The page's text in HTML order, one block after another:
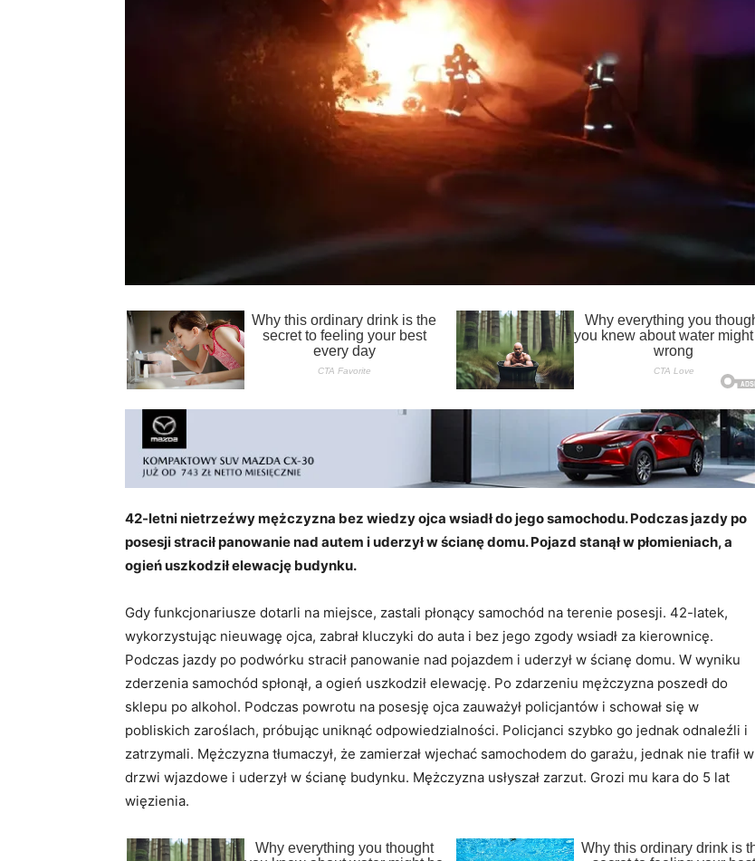
42-letni nietrzeźwy mężczyzna bez wiedzy ojca wsiadł do jego samochodu. Podczas jazdy po
posesji stracił panowanie nad autem i uderzył w ścianę domu. Pojazd stanął w płomieniach, a
ogień uszkodził elewację budynku.
Gdy funkcjonariusze dotarli na miejsce, zastali płonący samochód na terenie posesji. 42-latek,
wykorzystując nieuwagę ojca, zabrał kluczyki do auta i bez jego zgody wsiadł za kierownicę.
Podczas jazdy po podwórku stracił panowanie nad pojazdem i uderzył w ścianę domu. W wyniku
zderzenia samochód spłonął, a ogień uszkodził elewację. Po zdarzeniu mężczyzna poszedł do
sklepu po alkohol. Podczas powrotu na posesję ojca zauważył policjantów i schował się w
pobliskich zaroślach, próbując uniknąć odpowiedzialności. Policjanci szybko go jednak odnaleźli i
zatrzymali. Mężczyzna tłumaczył, że zamierzał wjechać samochodem do garażu, jednak nie trafił w
drzwi wjazdowe i uderzył w ścianę budynku. Mężczyzna usłyszał zarzut. Grozi mu kara do 5 lat
więzienia.